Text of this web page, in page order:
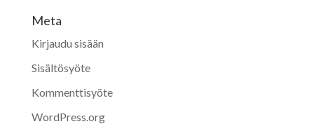
Meta
Kirjaudu sisään
Sisältösyöte
Kommenttisyöte
WordPress.org